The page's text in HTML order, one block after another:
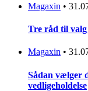
Magaxin •
Tre råd til
Magaxin •
Sådan vælger
vedligeholdelse